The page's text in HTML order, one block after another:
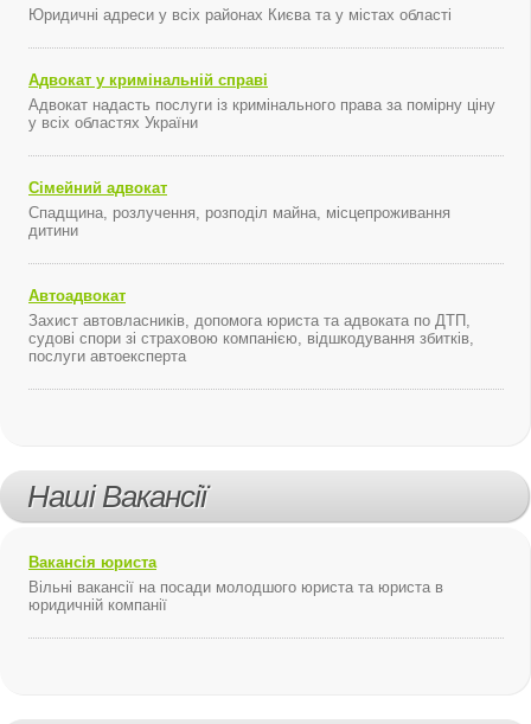
Юридичні адреси у всіх районах Києва та у містах області
Адвокат у кримінальній справі
Адвокат надасть послуги із кримінального права за помірну ціну
у всіх областях України
Сімейний адвокат
Спадщина, розлучення, розподіл майна, місцепроживання
дитини
Автоадвокат
Захист автовласників, допомога юриста та адвоката по ДТП,
судові спори зі страховою компанією, відшкодування збитків,
послуги автоексперта
Наші Вакансії
Вакансія юриста
Вільні вакансії на посади молодшого юриста та юриста в
юридичній компанії